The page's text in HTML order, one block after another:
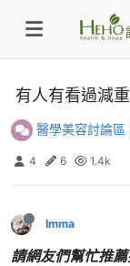
有人有看過減
醫學美容討論區
4 6 1.4k
Imma
請網友們幫忙推